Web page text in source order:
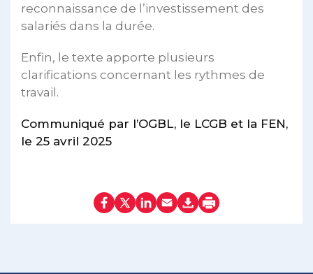
reconnaissance de l’investissement des
salariés dans la durée.
Enfin, le texte apporte plusieurs
clarifications concernant les rythmes de
travail.
Communiqué par l’OGBL, le LCGB et la FEN,
le 25 avril 2025